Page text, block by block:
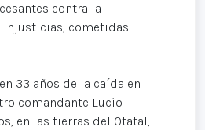
contra la
injusticias, cometidas
33 años de la caída en
comandante Lucio
en las tierras del Otatal,